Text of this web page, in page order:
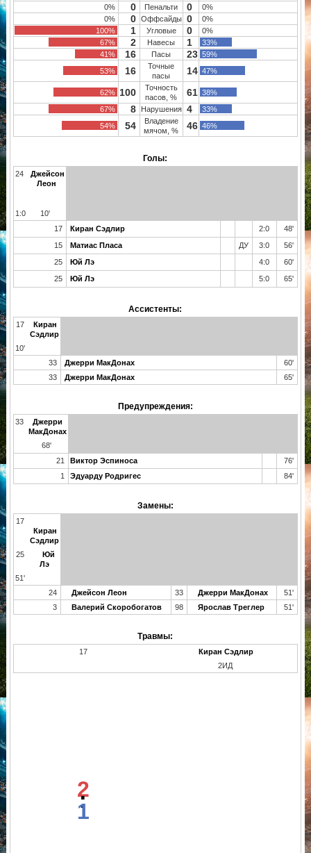
0%
0 Пенальти 0
0%
0%
0 Оффсайды 0
0%
100%
1 Угловые 0
0%
67%
2 Навесы 1
33%
41%
16 Пасы 23 59%
53%
16
Точные
пасы
14 47%
62% 100
Точность
пасов, %
61 38%
67%
8 Нарушения 4
33%
54%
54
Владение
мячом, %
46 46%
Голы:
24
Джейсон
Леон
1:0
10'
17
Киран Сэдлир 2:0
48'
15
Матиас Пласа ДУ 3:0
56'
25
Юй Лэ 4:0
60'
25
Юй Лэ 5:0 65'
Ассистенты:
17
Киран
Сэдлир
10'
33
Джерри МакДонах
60'
33
Джерри МакДонах 65'
Предупреждения:
33
Джерри
МакДонах
68'
21
Виктор Эспиноса
76'
1
Эдуарду Родригес 84'
Замены:
17
Киран
Сэдлир
25
Юй
Лэ
51'
24
Джейсон Леон 33 Джерри МакДонах
51'
3
Валерий Скоробогатов 98 Ярослав Треглер 51'
Травмы:
17
Киран Сэдлир
2ИД
2
:
1